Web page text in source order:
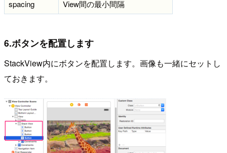
spacing
View間の最小間隔
6.ボタンを配置します
StackView内にボタンを配置します。画像も一緒にセットし
ておきます。